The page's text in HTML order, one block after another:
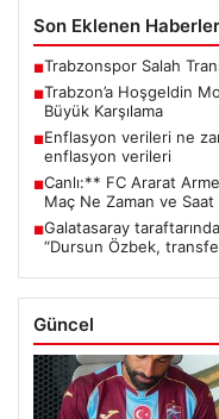
Son Eklenen Haberler
■Trabzonspor Salah
■Trabzon’a Hoşgeldin
Büyük Karşılama
■Enflasyon verileri ne
enflasyon verileri
■Canlı:** FC Ararat
Maç Ne Zaman ve Saat
■Galatasaray
“Dursun Özbek,
Güncel